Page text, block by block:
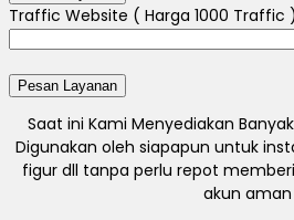
Traffic Website ( Harga 1000 Traffic )
Saat ini Kami Menyediakan
Digunakan oleh siapapun untuk
figur dll tanpa perlu repot
akun aman